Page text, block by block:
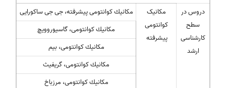
دروس در
سطح
کارشناسی
ارشد
مكانیک
كوانتومی
پیشرفته
مكانیك كوانتومی پیشرفته، جی جی ساكورایی
مكانیك كوانتومی، گاسیوروویچ
مكانیك كوانتومی، بیم
مكانیك كوانتومی، گریفیث
مكانیك كوانتومی، مرزباخ